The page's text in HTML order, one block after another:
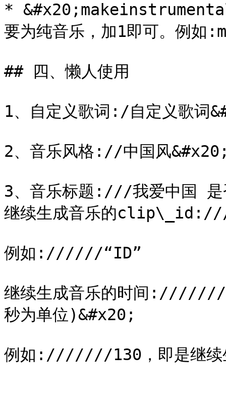
* &#x20;makeinstrumental
要为纯音乐，加1即可。例
## 四、懒人使用
1、自定义歌词:/自定义歌词
2、音乐风格://中国风
3、音乐标题:///我爱中国
继续生成音乐的
例如://////“ID”
继续生成音乐的时间:///////
秒为单位)&#x20;